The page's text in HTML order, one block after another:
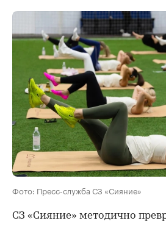
Фото: Пресс-служба СЗ «Сияние»
СЗ «Сияние» методично